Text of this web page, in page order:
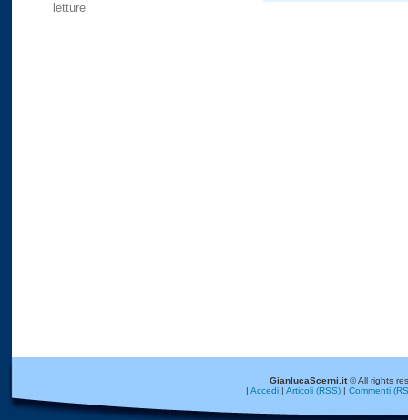
letture
GianlucaScerni.it© All rights
| Accedi| Articoli (RSS)| Commenti